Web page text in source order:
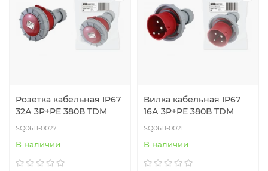
Розетка кабельная IP67
32А 3Р+РЕ 380В TDM
SQ0611-0027
В наличии
Вилка кабельная IP67
16А 3Р+РЕ 380В TDM
SQ0611-0021
В наличии